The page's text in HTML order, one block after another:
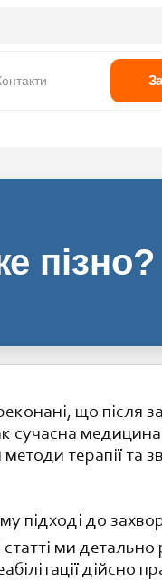
пізно?
що після
сучасна
терапії та
підході до
статті ми
дійсно